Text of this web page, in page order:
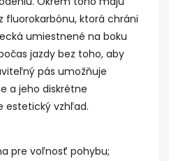
fluorokarbónu, ktorá chráni
umiestnené na boku
jazdy bez toho, aby
pás umožňuje
a jeho diskrétne
estetický vzhľad.
pre voľnosť pohybu;